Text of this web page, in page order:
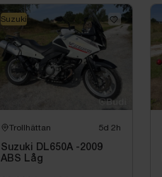
Trollhättan 5d 2h
Suzuki DL650A -2009
ABS Låg
Suzuki